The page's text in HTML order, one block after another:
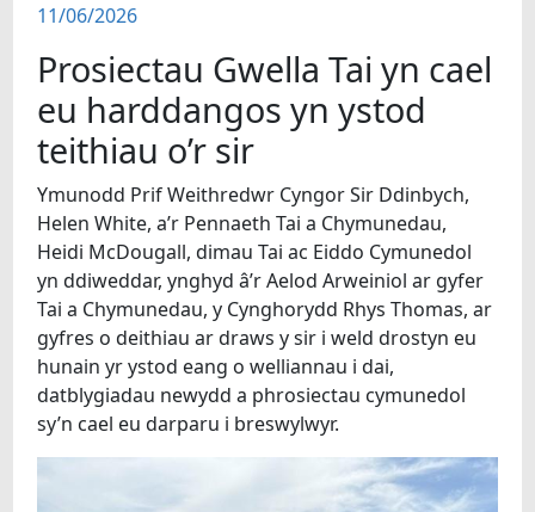
ERTHYGLAU
CIPOLWG
A WYDDOCH CHI?
FIDEOS
BE SY' MLAEN
EIN HYSGOLION
11/06/2026
Prosiectau Gwella Tai yn cael
eu harddangos yn ystod
teithiau o’r sir
Ymunodd Prif Weithredwr Cyngor Sir Ddinbych,
Helen White, a’r Pennaeth Tai a Chymunedau,
Heidi McDougall, dimau Tai ac Eiddo Cymunedol
yn ddiweddar, ynghyd â’r Aelod Arweiniol ar gyfer
Tai a Chymunedau, y Cynghorydd Rhys Thomas, ar
gyfres o deithiau ar draws y sir i weld drostyn eu
hunain yr ystod eang o welliannau i dai,
datblygiadau newydd a phrosiectau cymunedol
sy’n cael eu darparu i breswylwyr.